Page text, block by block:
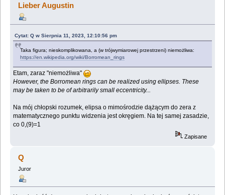
Lieber Augustin
Cytat: Q w Sierpnia 11, 2023, 12:10:56 pm
Taka figura; nieskomplikowana, a (w trójwymiarowej przestrzeni) niemożliwa:
https://en.wikipedia.org/wiki/Borromean_rings
Etam, zaraz "niemożliwa"
However, the Borromean rings can be realized using ellipses. These
may be taken to be of arbitrarily small eccentricity...
Na mój chłopski rozumek, elipsa o mimośrodzie dążącym do zera z
matematycznego punktu widzenia jest okręgiem. Na tej samej zasadzie,
co 0,(9)=1
Zapisane
Q
Juror